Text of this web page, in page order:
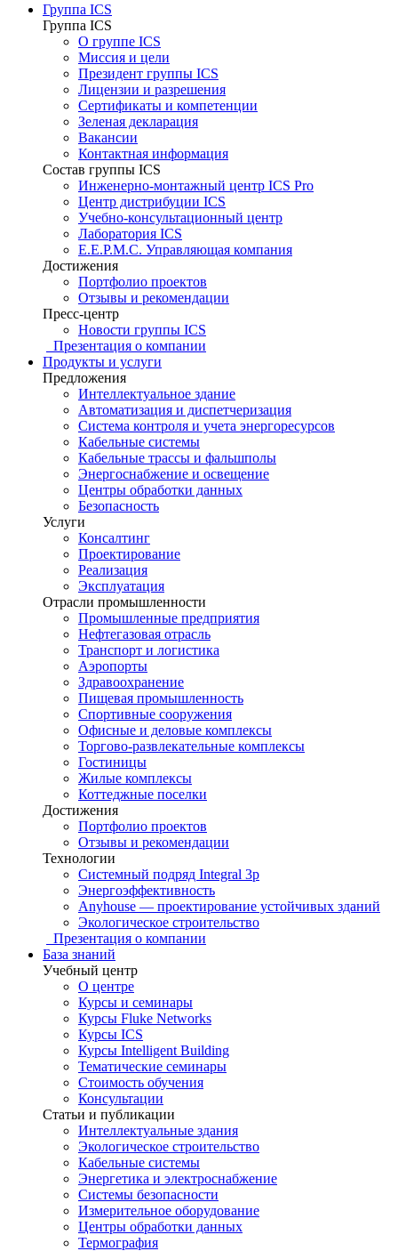
Группа ICS
Группа ICS
О группе ICS
Миссия и цели
Президент группы ICS
Лицензии и разрешения
Сертификаты и компетенции
Зеленая декларация
Вакансии
Контактная информация
Состав группы ICS
Инженерно-монтажный центр ICS Pro
Центр дистрибуции ICS
Учебно-консультационный центр
Лаборатория ICS
E.E.P.M.C. Управляющая компания
Достижения
Портфолио проектов
Отзывы и рекомендации
Пресс-центр
Новости группы ICS
Презентация о компании
Продукты и услуги
Предложения
Интеллектуальное здание
Автоматизация и диспетчеризация
Система контроля и учета энергоресурсов
Кабельные системы
Кабельные трассы и фальшполы
Энергоснабжение и освещение
Центры обработки данных
Безопасность
Услуги
Консалтинг
Проектирование
Реализация
Эксплуатация
Отрасли промышленности
Промышленные предприятия
Нефтегазовая отрасль
Транспорт и логистика
Аэропорты
Здравоохранение
Пищевая промышленность
Спортивные сооружения
Офисные и деловые комплексы
Торгово-развлекательные комплексы
Гостиницы
Жилые комплексы
Коттеджные поселки
Достижения
Портфолио проектов
Отзывы и рекомендации
Технологии
Системный подряд Integral 3p
Энергоэффективность
Anyhouse — проектирование устойчивых зданий
Экологическое строительство
Презентация о компании
База знаний
Учебный центр
О центре
Курсы и семинары
Курсы Fluke Networks
Курсы ICS
Курсы Intelligent Building
Тематические семинары
Стоимость обучения
Консультации
Статьи и публикации
Интеллектуальные здания
Экологическое строительство
Кабельные системы
Энергетика и электроснабжение
Системы безопасности
Измерительное оборудование
Центры обработки данных
Термография